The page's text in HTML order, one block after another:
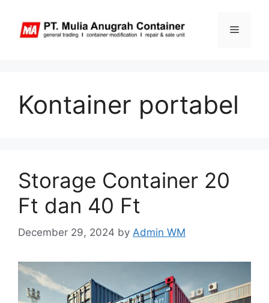
content
Menu
Kontainer portabel
Storage Container 20
Ft dan 40 Ft
December 29, 2024 by Admin WM